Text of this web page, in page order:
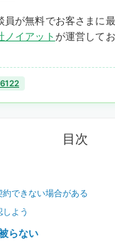
員が無料でお客さま
ノイアットが運営して
目次
できない場合がある
よう
らない